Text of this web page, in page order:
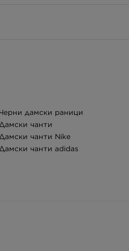
Черни дамски раници
чанти
чанти Nike
чанти adidas